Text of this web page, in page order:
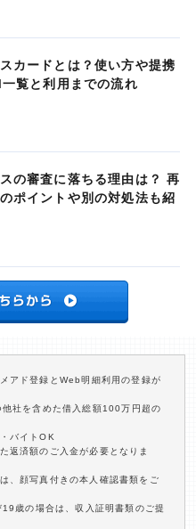
カードとは？使い方や提携
覧と利用までの流れ
の審査に落ちる理由は？ 再
ポイントや別の対処法も紹
アド登録とWeb明細利用の登録が
社を含めた借入総額100万円超の
バイトOK
返済額のご入金が必要となりま
、顔写真付きの本人確認書類をご
歳の場合は、収入証明書類のご提